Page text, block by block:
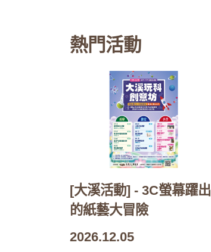
熱門活動
[大溪活動] - 3C螢幕躍出
的紙藝大冒險
2026.12.05